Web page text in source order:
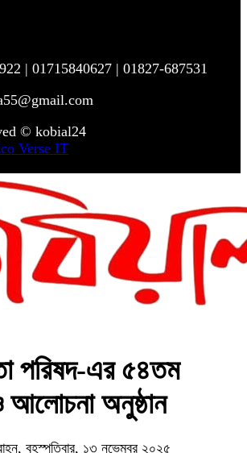
| 01715840627 | 01827-687531
© kobial24
Verse IT
পরিষদ-এর ৫৪তম
আলোচনা অনুষ্ঠান
বৃহস্পতিবার, ১৩ নভেম্বর ২০২৫